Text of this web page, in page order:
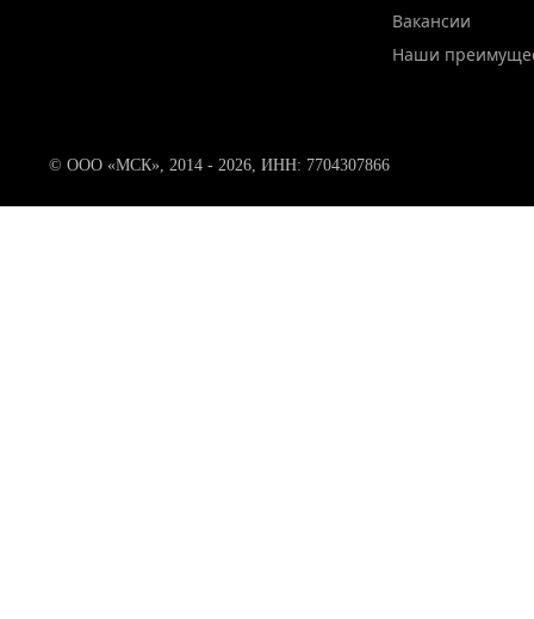
Вакансии
Наши
© ООО «МСК», 2014 - 2026, ИНН: 7704307866